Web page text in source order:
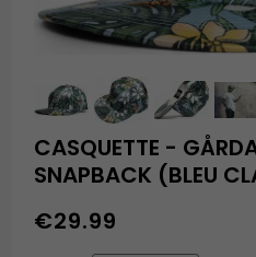
CASQUETTE -
SNAPBACK (BLEU
€29.99